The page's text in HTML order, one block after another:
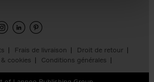
Frais de livraison
Droit de retour
cookies
Conditions générales